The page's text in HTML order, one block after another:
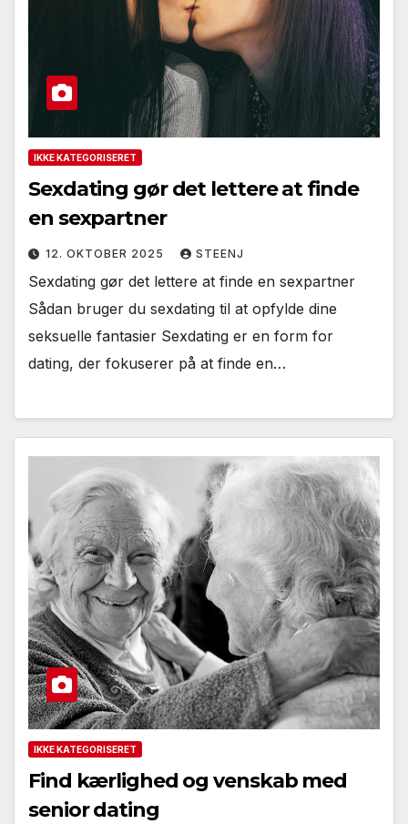
IKKE KATEGORISERET
Sexdating gør det lettere at finde
en sexpartner
12. OKTOBER 2025 STEENJ
Sexdating gør det lettere at finde en sexpartner
Sådan bruger du sexdating til at opfylde dine
seksuelle fantasier Sexdating er en form for
dating, der fokuserer på at finde en…
IKKE KATEGORISERET
Find kærlighed og venskab med
senior dating